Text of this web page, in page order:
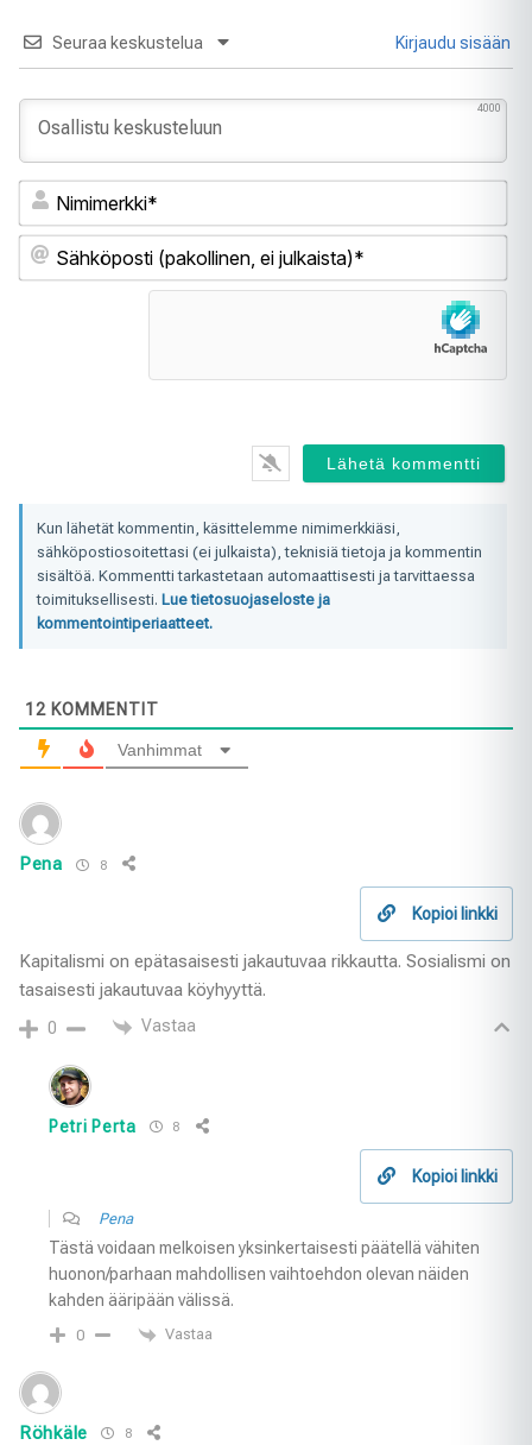
Seuraa keskustelua Kirjaudu sisään
4000
ei
Kun lähetät kommentin, käsittelemme nimimerkkiäsi,
sähköpostiosoitettasi (ei julkaista), teknisiä tietoja ja kommentin
sisältöä. Kommentti tarkastetaan automaattisesti ja tarvittaessa
toimituksellisesti. Lue tietosuojaseloste ja
kommentointiperiaatteet.
12 KOMMENTIT
Vanhimmat
Pena 8
Kopioi linkki
Kapitalismi on epätasaisesti jakautuvaa rikkautta. Sosialismi on
tasaisesti jakautuvaa köyhyyttä.
0 Vastaa
Petri Perta 8
Kopioi linkki
Pena
Tästä voidaan melkoisen yksinkertaisesti päätellä vähiten
huonon/parhaan mahdollisen vaihtoehdon olevan näiden
kahden ääripään välissä.
0 Vastaa
Röhkäle 8